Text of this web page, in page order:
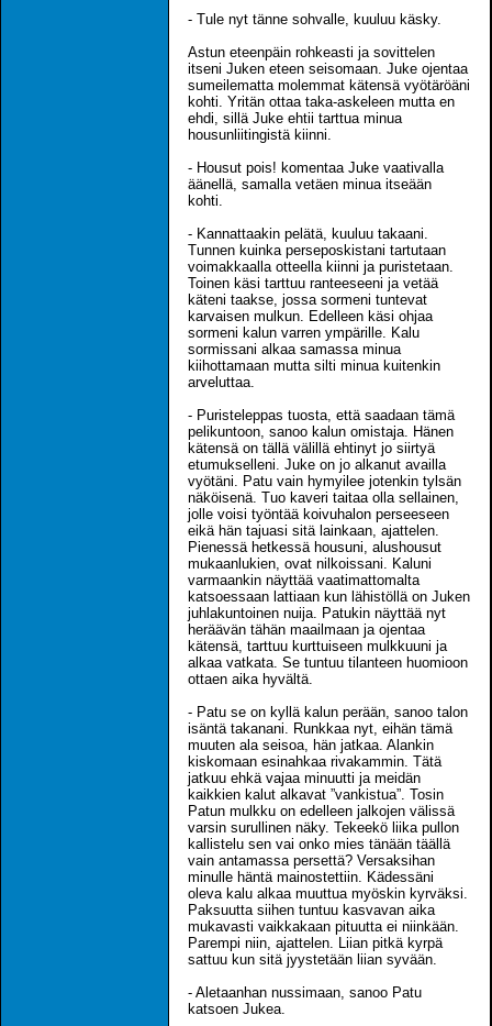
- Tule nyt tänne sohvalle, kuuluu käsky.
Astun eteenpäin rohkeasti ja sovittelen
itseni Juken eteen seisomaan. Juke ojentaa
sumeilematta molemmat kätensä vyötäröäni
kohti. Yritän ottaa taka-askeleen mutta en
ehdi, sillä Juke ehtii tarttua minua
housunliitingistä kiinni.
- Housut pois! komentaa Juke vaativalla
äänellä, samalla vetäen minua itseään
kohti.
- Kannattaakin pelätä, kuuluu takaani.
Tunnen kuinka perseposkistani tartutaan
voimakkaalla otteella kiinni ja puristetaan.
Toinen käsi tarttuu ranteeseeni ja vetää
käteni taakse, jossa sormeni tuntevat
karvaisen mulkun. Edelleen käsi ohjaa
sormeni kalun varren ympärille. Kalu
sormissani alkaa samassa minua
kiihottamaan mutta silti minua kuitenkin
arveluttaa.
- Puristeleppas tuosta, että saadaan tämä
pelikuntoon, sanoo kalun omistaja. Hänen
kätensä on tällä välillä ehtinyt jo siirtyä
etumukselleni. Juke on jo alkanut availla
vyötäni. Patu vain hymyilee jotenkin tylsän
näköisenä. Tuo kaveri taitaa olla sellainen,
jolle voisi työntää koivuhalon perseeseen
eikä hän tajuasi sitä lainkaan, ajattelen.
Pienessä hetkessä housuni, alushousut
mukaanlukien, ovat nilkoissani. Kaluni
varmaankin näyttää vaatimattomalta
katsoessaan lattiaan kun lähistöllä on Juken
juhlakuntoinen nuija. Patukin näyttää nyt
heräävän tähän maailmaan ja ojentaa
kätensä, tarttuu kurttuiseen mulkkuuni ja
alkaa vatkata. Se tuntuu tilanteen huomioon
ottaen aika hyvältä.
- Patu se on kyllä kalun perään, sanoo talon
isäntä takanani. Runkkaa nyt, eihän tämä
muuten ala seisoa, hän jatkaa. Alankin
kiskomaan esinahkaa rivakammin. Tätä
jatkuu ehkä vajaa minuutti ja meidän
kaikkien kalut alkavat ”vankistua”. Tosin
Patun mulkku on edelleen jalkojen välissä
varsin surullinen näky. Tekeekö liika pullon
kallistelu sen vai onko mies tänään täällä
vain antamassa persettä? Versaksihan
minulle häntä mainostettiin. Kädessäni
oleva kalu alkaa muuttua myöskin kyrväksi.
Paksuutta siihen tuntuu kasvavan aika
mukavasti vaikkakaan pituutta ei niinkään.
Parempi niin, ajattelen. Liian pitkä kyrpä
sattuu kun sitä jyystetään liian syvään.
- Aletaanhan nussimaan, sanoo Patu
katsoen Jukea.